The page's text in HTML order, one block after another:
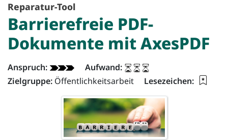
Reparatur-Tool
Barrierefreie PDF-
Dokumente mitAxesPDF
App - Info:
Anspruch:
Aufwand:
Zielgruppe: Öffentlichkeitsarbeit Lesezeichen: